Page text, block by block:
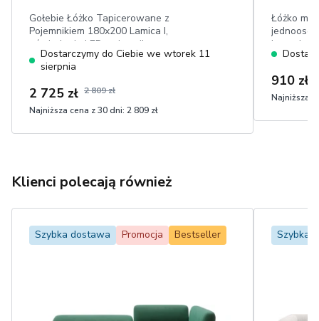
Gołebie Łóżko Tapicerowane z
Pojemnikiem 180x200 Lamica I,
oświetlenie LED, pojemnik,
tapicerowane wezgłowie, rama
drewniana, welwet hydrofobowy
Dostarczymy do Ciebie we wtorek 11
sierpnia
2 725 zł 2 809 zł
Najniższa cena z 30 dni: 2 809 zł
Łóżko
910 zł
Najniższa
Klienci polecają również
Szybka dostawa Promocja Bestseller Szybka